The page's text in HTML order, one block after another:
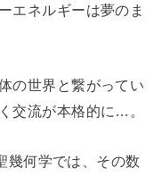
エネルギーは夢のま
の世界と繋がってい
交流が本格的に…。
幾何学では、その数